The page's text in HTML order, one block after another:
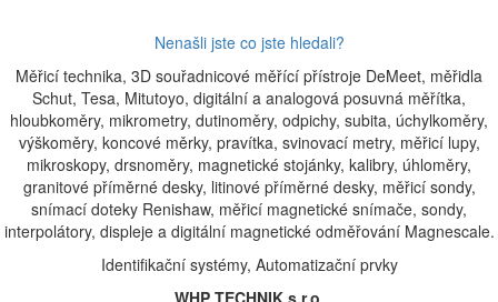
Nenašli jste co jste hledali?
Měřicí technika, 3D souřadnicové měřící přístroje DeMeet, měřidla
Schut, Tesa, Mitutoyo, digitální a analogová posuvná měřítka,
hloubkoměry, mikrometry, dutinoměry, odpichy, subita, úchylkoměry,
výškoměry, koncové měrky, pravítka, svinovací metry, měřicí lupy,
mikroskopy, drsnoměry, magnetické stojánky, kalibry, úhloměry,
granitové příměrné desky, litinové příměrné desky, měřicí sondy,
snímací doteky Renishaw, měřicí magnetické snímače, sondy,
interpolátory, displeje a digitální magnetické odměřování Magnescale.
Identifikační systémy, Automatizační prvky